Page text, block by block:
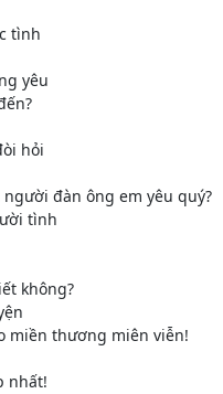
tình
yêu
hỏi
đàn ông em yêu quý?
tình
không?
miền thương miên viễn!
nhất!